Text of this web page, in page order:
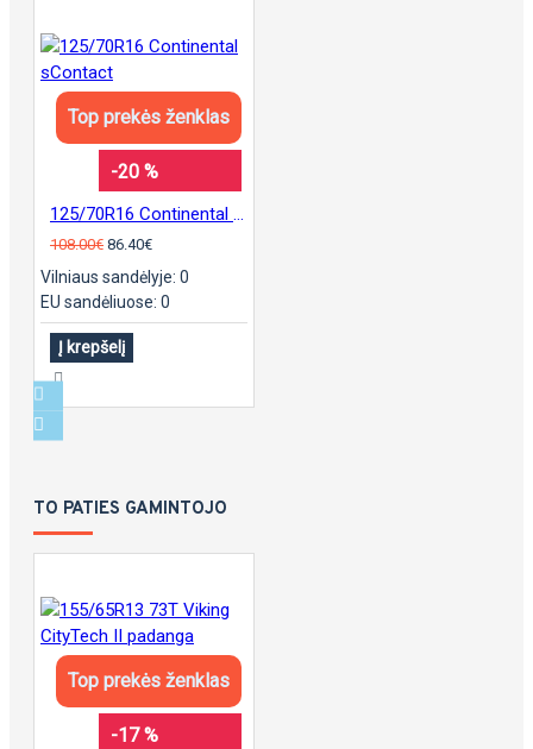
Top prekės ženklas
-20 %
108.00€ 86.40€
Vilniaus sandėlyje: 0
EU sandėliuose: 0
Į krepšelį
TO PATIES GAMINTOJO
Top prekės ženklas
-17 %